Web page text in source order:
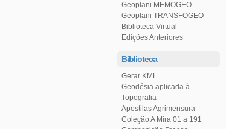
Geoplani MEMOGEO
Geoplani TRANSFOGEO
Biblioteca Virtual
Edições Anteriores
Biblioteca
Gerar KML
Topografia
Apostilas Agrimensura
Coleção A Mira 01 a 191